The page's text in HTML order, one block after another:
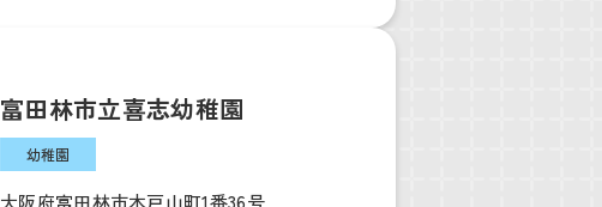
富田林市立喜志幼稚園
幼稚園
大阪府富田林市木戸山町1番36号